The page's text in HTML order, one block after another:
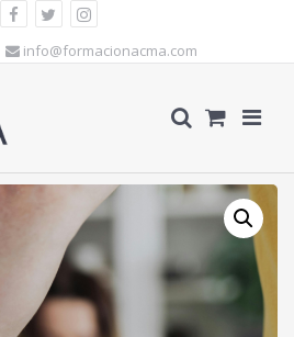
info@formacionacma.com